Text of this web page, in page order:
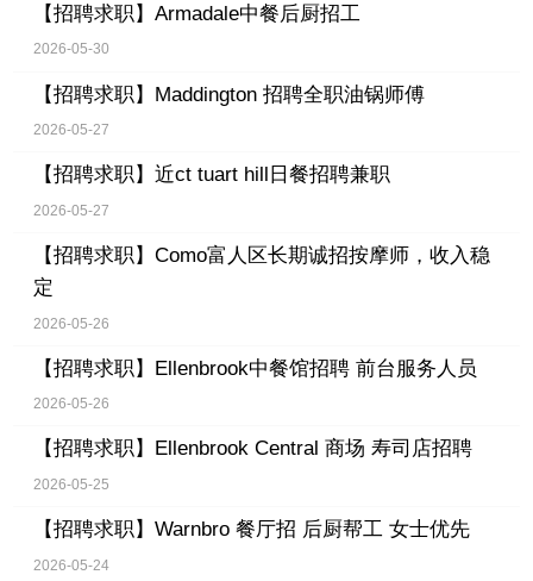
【招聘求职】 Armadale中餐后厨招工
2026-05-30
【招聘求职】 Maddington 招聘全职油锅师傅
2026-05-27
【招聘求职】 近ct tuart hill日餐招聘兼职
2026-05-27
【招聘求职】 Como富人区长期诚招按摩师，收入稳
定
2026-05-26
【招聘求职】 Ellenbrook中餐馆招聘 前台服务人员
2026-05-26
【招聘求职】 Ellenbrook Central 商场 寿司店招聘
2026-05-25
【招聘求职】 Warnbro 餐厅招 后厨帮工 女士优先
2026-05-24